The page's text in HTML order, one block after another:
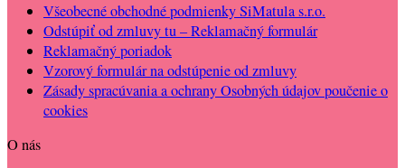
through
55.00€
Všeobecné obchodné podmienky SiMatula s.r.o.
Odstúpiť od zmluvy tu – Reklamačný formulár
Reklamačný poriadok
Vzorový formulár na odstúpenie od zmluvy
Zásady spracúvania a ochrany Osobných údajov poučenie o
cookies
O nás